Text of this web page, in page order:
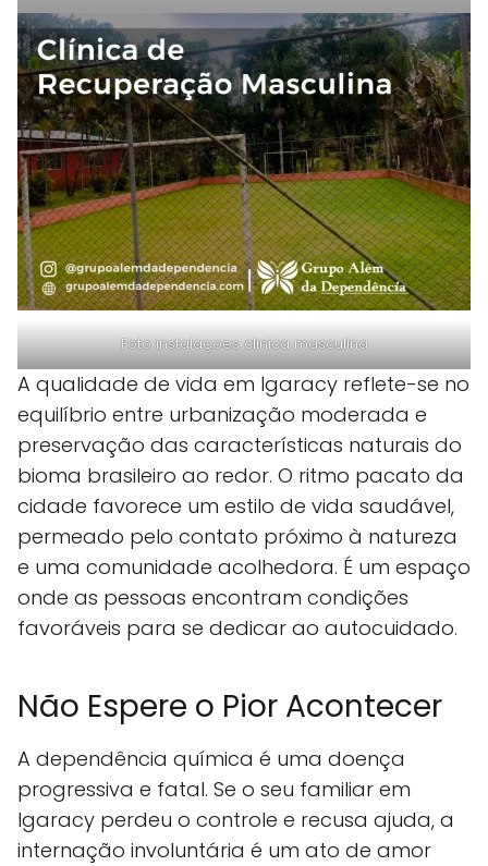
Foto instalaçoes clinica masculina
A qualidade de vida em Igaracy reflete-se no
equilíbrio entre urbanização moderada e
preservação das características naturais do
bioma brasileiro ao redor. O ritmo pacato da
cidade favorece um estilo de vida saudável,
permeado pelo contato próximo à natureza
e uma comunidade acolhedora. É um espaço
onde as pessoas encontram condições
favoráveis para se dedicar ao autocuidado.
Não Espere o Pior Acontecer
A dependência química é uma doença
progressiva e fatal. Se o seu familiar em
Igaracy perdeu o controle e recusa ajuda, a
internação involuntária é um ato de amor